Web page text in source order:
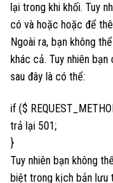
lại trong khi khối. Tuy
có và hoặc hoặc để
Ngoài ra, bạn không
khác cả. Tuy nhiên
sau đây là có thể:
if ($
trả lại 501;
}
Tuy nhiên bạn không
biệt trong kịch bản lưu